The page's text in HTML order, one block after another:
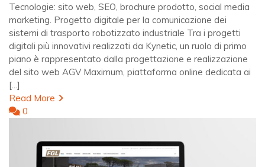
Tecnologie: sito web, SEO, brochure prodotto, social media
marketing. Progetto digitale per la comunicazione dei
sistemi di trasporto robotizzato industriale Tra i progetti
digitali più innovativi realizzati da Kynetic, un ruolo di primo
piano è rappresentato dalla progettazione e realizzazione
del sito web AGV Maximum, piattaforma online dedicata ai
[...]
Read More
0